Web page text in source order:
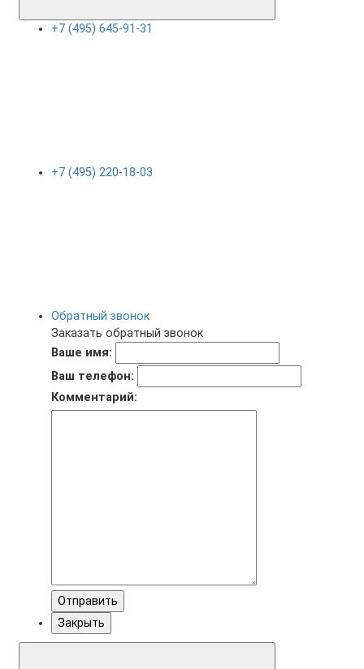
+7 (495) 645-91-31
+7 (495) 220-18-03
Обратный звонок
Заказать обратный звонок
Ваше имя:
Ваш телефон:
Комментарий:
Отправить
Закрыть